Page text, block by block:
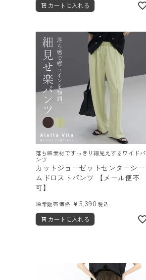
カートに入れる
落ち感素材ですっきり細見えするワイドパ
ンツ
カットジョーゼットセンターシー
ムドロストパンツ 【メール便不
可】
通常販売価格 ¥ 5,390 税込
カートに入れる